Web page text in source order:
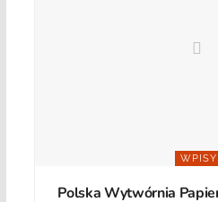
WPISY
Polska Wytwórnia